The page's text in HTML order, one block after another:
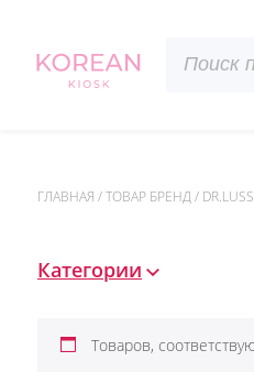
товаров
ГЛАВНАЯ /ТОВАР БРЕНД/
Категории
Товаров,